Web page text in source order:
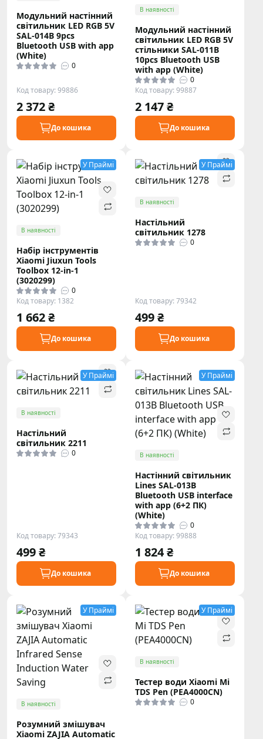
Модульний настінний
світильник LED RGB 5V
SAL-014B 9pcs
Bluetooth USB with app
(White)
0
Код товару: 99886
2 372 ₴
До кошика
В наявності
Модульний настінний
світильник LED RGB 5V
стільники SAL-011B
10pcs Bluetooth USB
with app (White)
0
Код товару: 99887
2 147 ₴
До кошика
У Праймі
В наявності
Набір інструментів
Xiaomi Jiuxun Tools
Toolbox 12-in-1
(3020299)
0
Код товару: 1382
1 662 ₴
До кошика
У Праймі
В наявності
Настільний
світильник 1278
0
Код товару: 79342
499 ₴
До кошика
У Праймі
В наявності
Настільний
світильник 2211
0
Код товару: 79343
499 ₴
До кошика
У Праймі
В наявності
Настінний світильник
Lines SAL-013B
Bluetooth USB interface
with app (6+2 ПК)
(White)
0
Код товару: 99888
1 824 ₴
До кошика
У Праймі
В наявності
Розумний змішувач
Xiaomi ZAJIA Automatic
У Праймі
В наявності
Тестер води Xiaomi Mi
TDS Pen (PEA4000CN)
0